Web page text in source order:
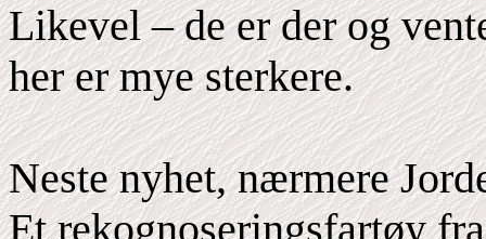
Likevel – de er der og
her er mye sterkere.
Neste nyhet, nærmere
Et rekognoseringsfartøy